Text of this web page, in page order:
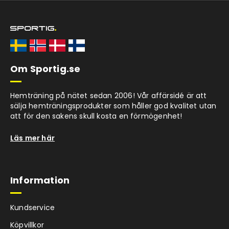
Om Sportig.se
Hemträning på nätet sedan 2006! Vår affärsidé är att
sälja hemträningsprodukter som håller god kvalitet utan
att för den sakens skull kosta en förmögenhet!
Läs mer här
Information
Kundservice
Köpvillkor